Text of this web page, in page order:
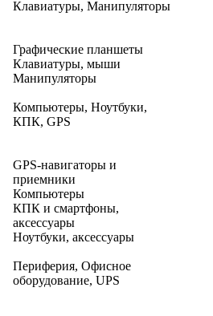
Клавиатуры, Манипуляторы
Графические планшеты
Клавиатуры, мыши
Манипуляторы
Компьютеры, Ноутбуки,
КПК, GPS
GPS-навигаторы и
приемники
Компьютеры
КПК и смартфоны,
аксессуары
Ноутбуки, аксессуары
Периферия, Офисное
оборудование, UPS